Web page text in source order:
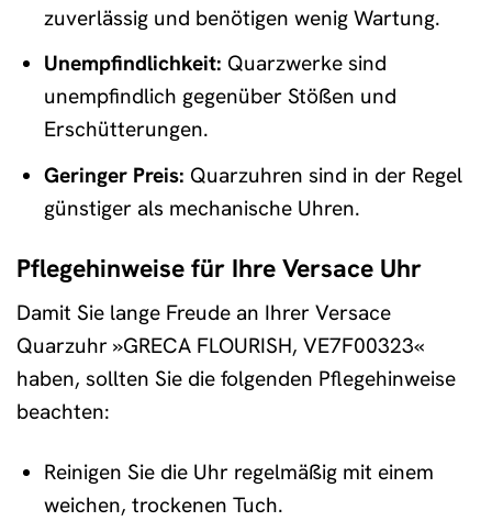
zuverlässig und benötigen wenig Wartung.
Unempfindlichkeit: Quarzwerke sind
unempfindlich gegenüber Stößen und
Erschütterungen.
Geringer Preis: Quarzuhren sind in der Regel
günstiger als mechanische Uhren.
Pflegehinweise für Ihre Versace Uhr
Damit Sie lange Freude an Ihrer Versace
Quarzuhr »GRECA FLOURISH, VE7F00323«
haben, sollten Sie die folgenden Pflegehinweise
beachten:
Reinigen Sie die Uhr regelmäßig mit einem
weichen, trockenen Tuch.